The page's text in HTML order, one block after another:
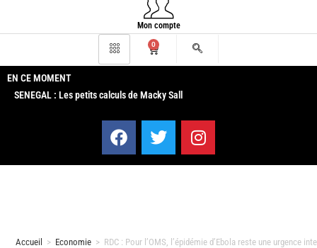
Mon compte
0
EN CE MOMENT
SENEGAL : Les petits calculs de Macky Sall
Accueil > Economie > RDC : Pour l’OMS, l’épidémie d’Ebola reste une urgence